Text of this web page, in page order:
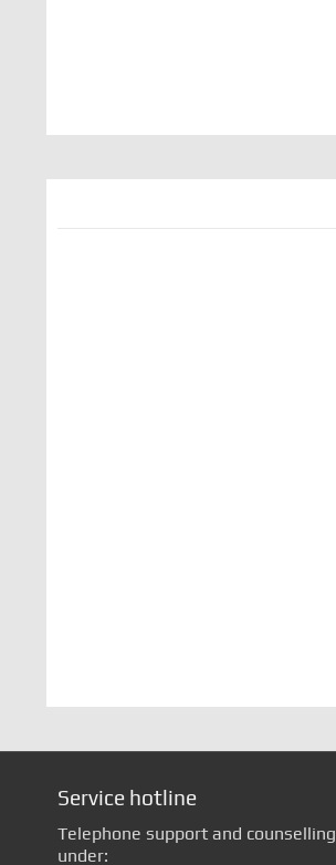
Service hotline
Telephone support and counselling
under: